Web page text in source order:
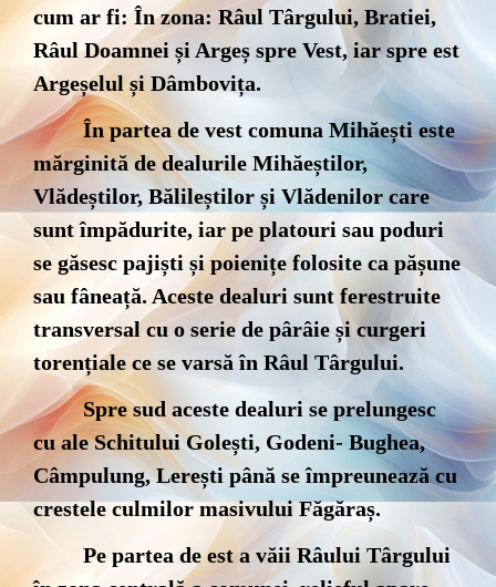
cum ar fi: În zona: Râul Târgului, Bratiei,
Râul Doamnei și Argeș spre Vest, iar spre est
Argeșelul și Dâmbovița.
În partea de vest comuna Mihăești este
mărginită de dealurile Mihăeștilor,
Vlădeștilor, Bălileștilor și Vlădenilor care
sunt împădurite, iar pe platouri sau poduri
se găsesc pajiști și poienițe folosite ca pășune
sau fâneață. Aceste dealuri sunt ferestruite
transversal cu o serie de pârâie și curgeri
torențiale ce se varsă în Râul Târgului.
Spre sud aceste dealuri se prelungesc
cu ale Schitului Golești, Godeni- Bughea,
Câmpulung, Lerești până se împreunează cu
crestele culmilor masivului Făgăraș.
Pe partea de est a văii Râului Târgului